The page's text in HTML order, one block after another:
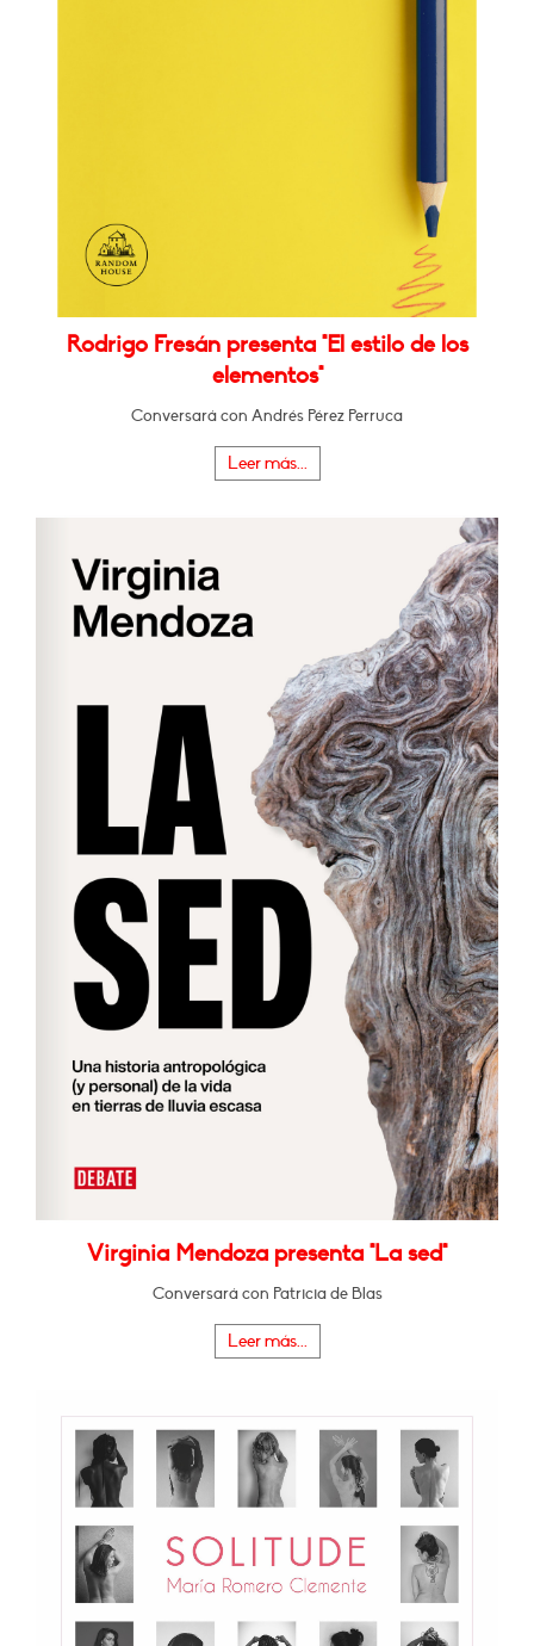
Rodrigo Fresán presenta "El estilo de los
elementos"
Conversará con Andrés Pérez Perruca
Leer más...
Virginia Mendoza presenta "La sed"
Conversará con Patricia de Blas
Leer más...